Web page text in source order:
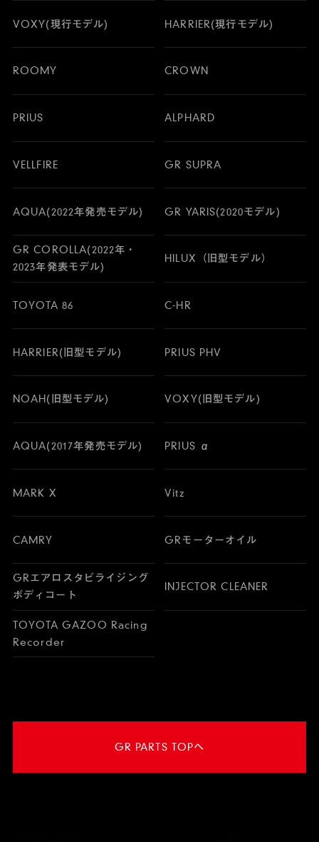
VOXY(現行モデル) HARRIER(現行モデル)
ROOMY CROWN
PRIUS ALPHARD
VELLFIRE GR SUPRA
AQUA(2022年発売モデル) GR YARIS(2020モデル)
GR COROLLA(2022年・
2023年発表モデル)
HILUX（旧型モデル）
TOYOTA 86 C-HR
HARRIER(旧型モデル) PRIUS PHV
NOAH(旧型モデル) VOXY(旧型モデル)
AQUA(2017年発売モデル) PRIUS α
MARK X Vitz
CAMRY GRモーターオイル
GRエアロスタビライジング
ボディコート
INJECTOR CLEANER
TOYOTA GAZOO Racing
Recorder
GR PARTS TOPへ